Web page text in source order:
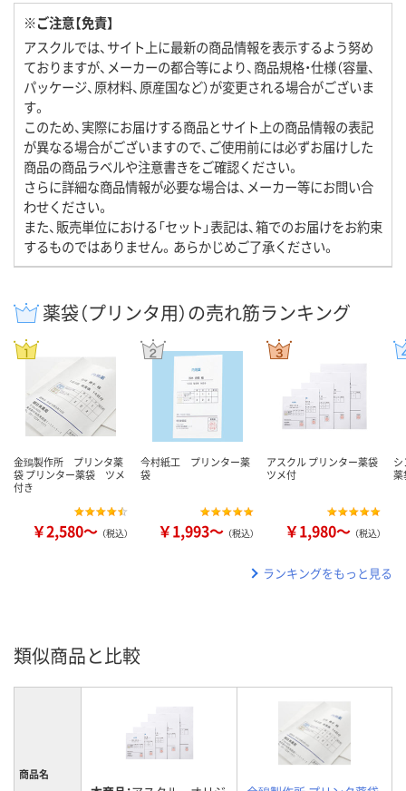
※ご注意【免責】
アスクルでは、サイト上に最新の商品情報を表示するよう努め
ておりますが、メーカーの都合等により、商品規格・仕様（容量、
パッケージ、原材料、原産国など）が変更される場合がございま
す。
このため、実際にお届けする商品とサイト上の商品情報の表記
が異なる場合がございますので、ご使用前には必ずお届けした
商品の商品ラベルや注意書きをご確認ください。
さらに詳細な商品情報が必要な場合は、メーカー等にお問い合
わせください。
また、販売単位における「セット」表記は、箱でのお届けをお約束
するものではありません。あらかじめご了承ください。
薬袋（プリンタ用）の売れ筋ランキング
金鵄製作所 プリンタ薬
袋 プリンター薬袋 ツメ
付き
￥2,580～ （税込）
今村紙工 プリンター薬
袋
￥1,993～ （税込）
アスクル プリンター薬袋
ツメ付
￥1,980～ （税込）
薬
ランキングをもっと見る
類似商品と比較
商品名